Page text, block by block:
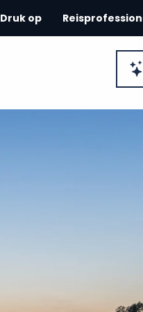
Druk op